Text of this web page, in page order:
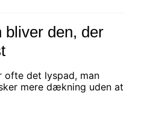
bliver den, der
ofte det lyspad, man
mere dækning uden at